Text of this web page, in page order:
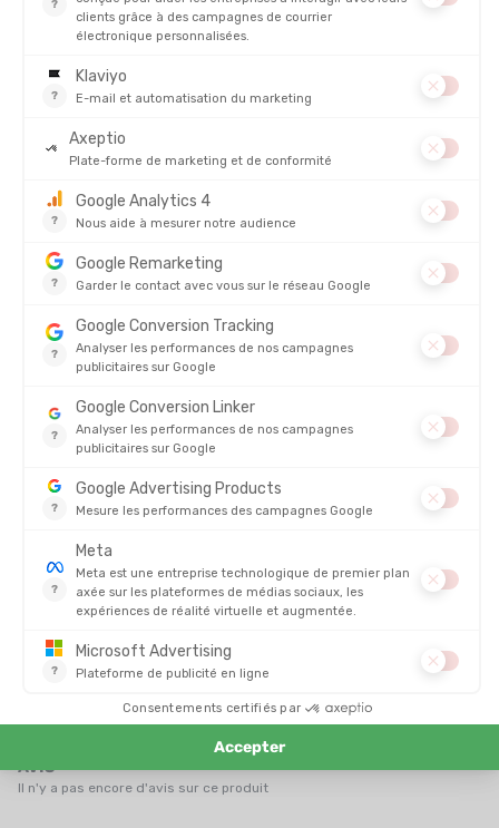
RESPIRABILITÉ
À QUI S'ADRESSE CE STREAM SS TRISUIT ?
COMMENT LE SITUER DANS VOTRE CHOIX ?
NOTRE AVIS SUR CE STREAM SS TRISUIT
FOIRE AUX QUESTIONS
PRODUITS SIMILAIRES
COMPRESSPORT
TRIFONCTION AERO SEAMLESS
FEMME
AVIS
Il n'y a pas encore d'avis sur ce produit